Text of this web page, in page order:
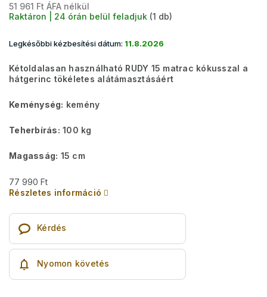
51 961 Ft ÁFA nélkül
Raktáron | 24 órán belül feladjuk (1 db)
Legkésőbbi kézbesítési dátum: 11.8.2026
Kétoldalasan használható RUDY 15 matrac kókusszal a
hátgerinc tökéletes alátámasztásáért
Keménység: kemény
Teherbírás: 100 kg
Magasság: 15 cm
77 990 Ft
Részletes információ
Kérdés
Nyomon követés